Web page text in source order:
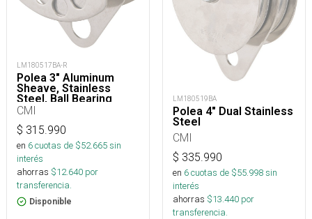
LM180517BA-R
Polea 3" Aluminum
Sheave, Stainless
Steel, Ball Bearing
Double
CMI
$ 315.990
en 6cuotas de $52.665sin
interés
ahorras $12.640 por
transferencia.
Disponible
LM180519BA
Polea 4" Dual Stainless
Steel
CMI
$ 335.990
en 6cuotas de $55.998sin
interés
ahorras $13.440 por
transferencia.